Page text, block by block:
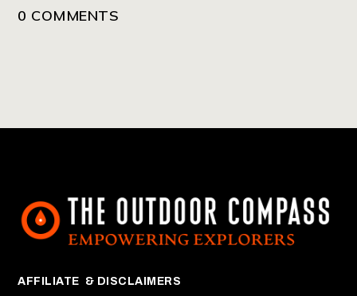
0 COMMENTS
AFFILIATE & DISCLAIMERS